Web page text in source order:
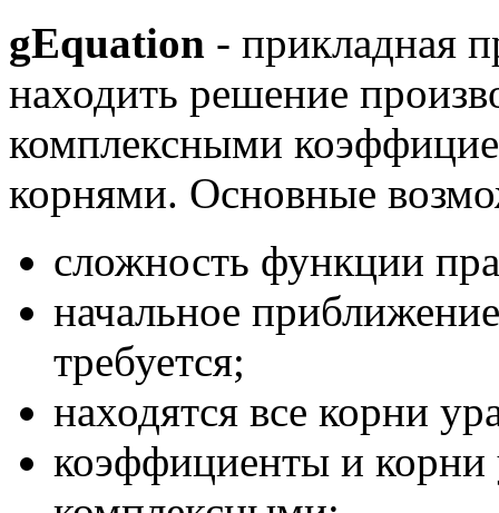
gEquation - прикладная
находить решение
комплексными
корнями. Основные
сложность функции
начальное
требуется;
находятся все корни
коэффициенты и корни